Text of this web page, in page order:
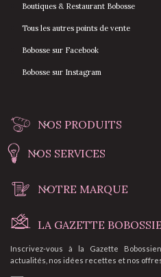
Boutiques & Restaurant Bobosse
Tous les autres points de vente
Bobosse sur Facebook
Bobosse sur Instagram
NOS PRODUITS
NOS SERVICES
NOTRE MARQUE
LA GAZETTE
Inscrivez-vous à la Gazette
actualités, nos idées recettes et nos